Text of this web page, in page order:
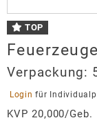
TOP
Verpackung:
Login für
KVP 20,000/Geb.